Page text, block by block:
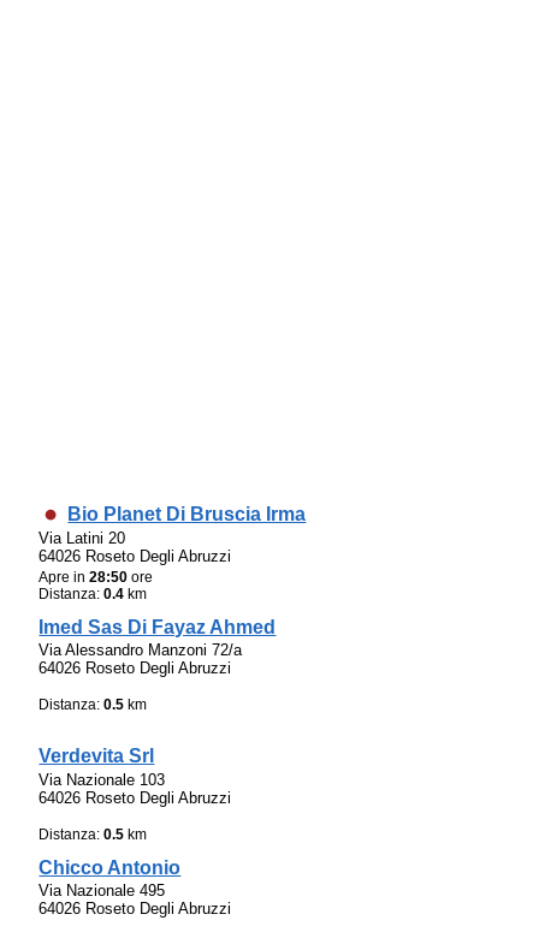
Bio Planet Di Bruscia Irma
Via Latini 20
64026 Roseto Degli Abruzzi
Apre in28:50 ore
Distanza:0.4 km
Imed Sas Di Fayaz Ahmed
Via Alessandro Manzoni 72/a
64026 Roseto Degli Abruzzi
Distanza:0.5 km
Verdevita Srl
Via Nazionale 103
64026 Roseto Degli Abruzzi
Distanza:0.5 km
Chicco Antonio
Via Nazionale 495
64026 Roseto Degli Abruzzi